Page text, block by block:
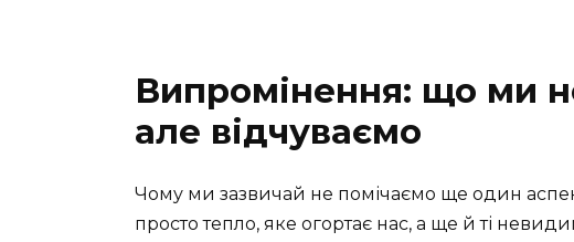
Випромінення: що ми
але відчуваємо
Чому ми зазвичай не помічаємо ще один
просто тепло, яке огортає нас, а ще й ті